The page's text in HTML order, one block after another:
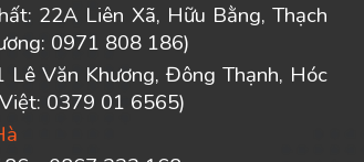
22A Liên Xã, Hữu Bằng, Thạch
0971 808 186)
Lê Văn Khương, Đông Thạnh, Hóc
0379 01 6565)